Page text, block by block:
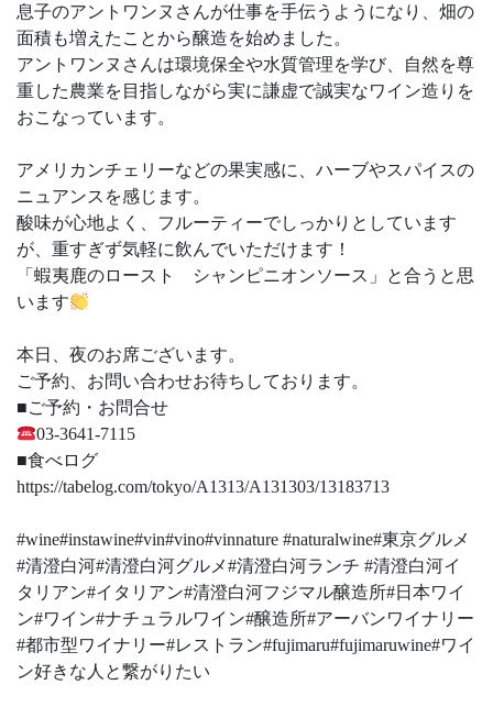
息子のアントワンヌさんが仕事を手伝うようになり、畑の
面積も増えたことから醸造を始めました。
アントワンヌさんは環境保全や水質管理を学び、自然を尊
重した農業を目指しながら実に謙虚で誠実なワイン造りを
おこなっています。
アメリカンチェリーなどの果実感に、ハーブやスパイスの
ニュアンスを感じます。
酸味が心地よく、フルーティーでしっかりとしています
が、重すぎず気軽に飲んでいただけます！
「蝦夷鹿のロースト シャンピニオンソース」と合うと思
います
本日、夜のお席ございます。
ご予約、お問い合わせお待ちしております。
■ご予約・お問合せ
03-3641-7115
■食べログ
https://tabelog.com/tokyo/A1313/A131303/13183713
#wine#instawine#vin#vino#vinnature #naturalwine#東京グルメ
#清澄白河#清澄白河グルメ#清澄白河ランチ #清澄白河イ
タリアン#イタリアン#清澄白河フジマル醸造所#日本ワイ
ン#ワイン#ナチュラルワイン#醸造所#アーバンワイナリー
#都市型ワイナリー#レストラン#fujimaru#fujimaruwine#ワイ
ン好きな人と繋がりたい